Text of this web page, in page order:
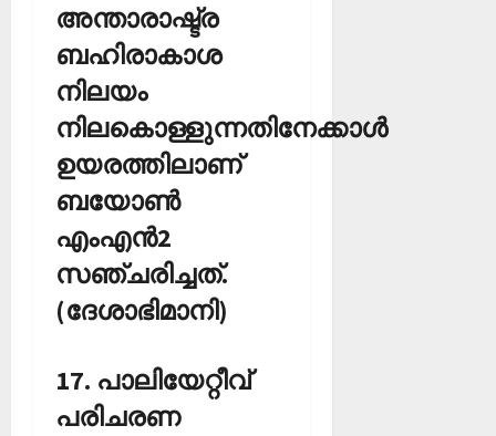
അന്താരാഷ്ട്ര
ബഹിരാകാശ
നിലയം
നിലകൊള്ളുന്നതിനേക്കാള്‍
ഉയരത്തിലാണ്
ബയോണ്‍
എംഎന്‍2
സഞ്ചരിച്ചത്.
(ദേശാഭിമാനി)
17. പാലിയേറ്റീവ്
പരിചരണ